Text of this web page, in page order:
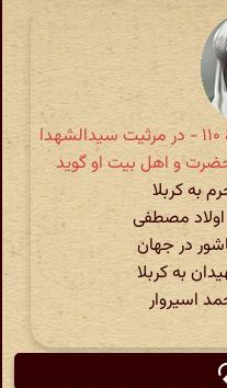
قوامی رازی » دیوان اشعار » شمارهٔ ۱۱۰ - در مرثیت سیدالشهدا
و اهل بیت او گوید
به کربلا
مصطفی
در جهان
به کربلا
اسیروار